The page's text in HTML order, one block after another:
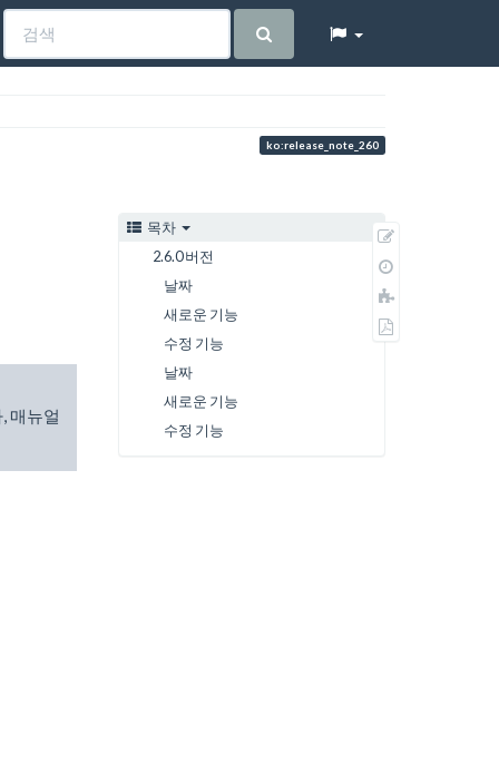
ko:release_note_260
목차
2.6.0 버전
날짜
새로운 기능
수정 기능
날짜
새로운 기능
수정 기능
매뉴얼